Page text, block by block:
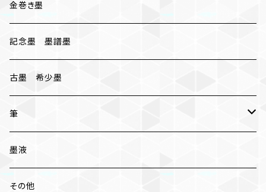
胡麻油煙墨
桐油煙墨
金巻き墨
記念墨 墨譜墨
古墨 希少墨
筆
小筆
中筆
墨液
その他